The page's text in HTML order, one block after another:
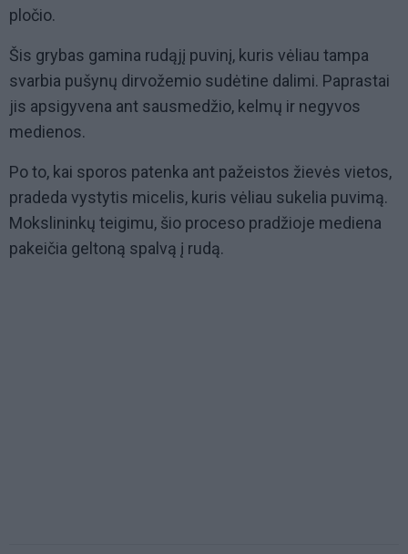
pločio.
Šis grybas gamina rudąjį puvinį, kuris vėliau tampa
svarbia pušynų dirvožemio sudėtine dalimi. Paprastai
jis apsigyvena ant sausmedžio, kelmų ir negyvos
medienos.
Po to, kai sporos patenka ant pažeistos žievės vietos,
pradeda vystytis micelis, kuris vėliau sukelia puvimą.
Mokslininkų teigimu, šio proceso pradžioje mediena
pakeičia geltoną spalvą į rudą.